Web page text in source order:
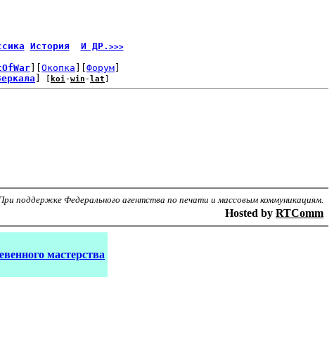
История И ДР. >>>
Окопка Форум
koi-win- lat
поддержке Федерального агентства по печати и массовым коммуникациям.
Hosted by RTComm
мастерства